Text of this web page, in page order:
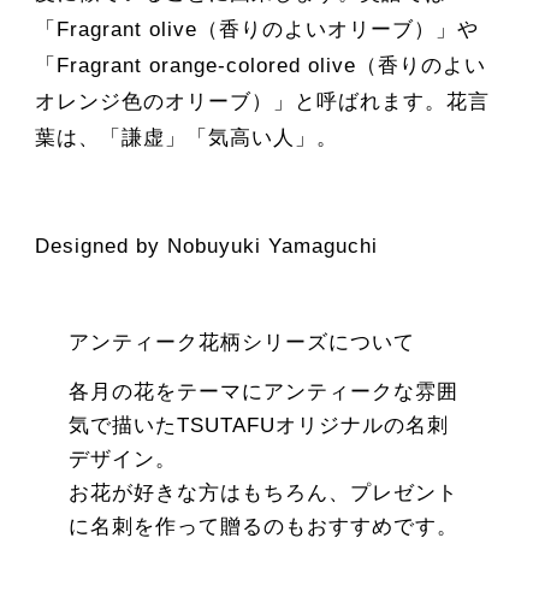
「Fragrant olive（香りのよいオリーブ）」や
「Fragrant orange-colored olive（香りのよい
オレンジ色のオリーブ）」と呼ばれます。花言
葉は、「謙虚」「気高い人」。
Designed by Nobuyuki Yamaguchi
アンティーク花柄シリーズについて
各月の花をテーマにアンティークな雰囲
気で描いたTSUTAFUオリジナルの名刺
デザイン。
お花が好きな方はもちろん、プレゼント
に名刺を作って贈るのもおすすめです。